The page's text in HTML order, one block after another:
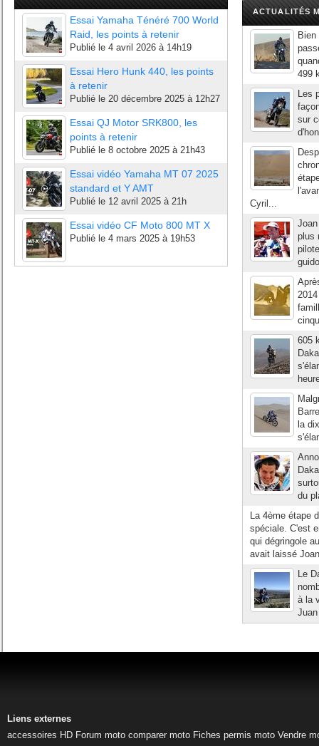
Essai Yamaha Ténéré 700 World
Raid, les points à retenir
Publié le 4 avril 2026 à 14h19
Essai Hero Hunk 440, les points
à retenir
Publié le 20 décembre 2025 à 12h27
Essai QJ Motor SRK800, les
points à retenir
Publié le 8 octobre 2025 à 21h43
Essai vidéo Yamaha MT 07 2025
standard et Y AMT
Publié le 12 avril 2025 à 21h
Essai vidéo CF Moto 800 MT X
Publié le 4 mars 2025 à 19h53
ACTUALITÉS
499
Les
sur
Cyril...
plus
605
la
du
La 4ème étape
spéciale. C'est
qui dégringole
avait laissé
Le
à la
Liens externes
accessoires HD Forum moto comparer moto Fiches permis moto Vendre